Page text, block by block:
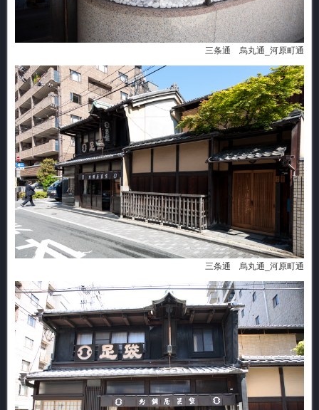
三条通 烏丸通_河原町通
三条通 烏丸通_河原町通